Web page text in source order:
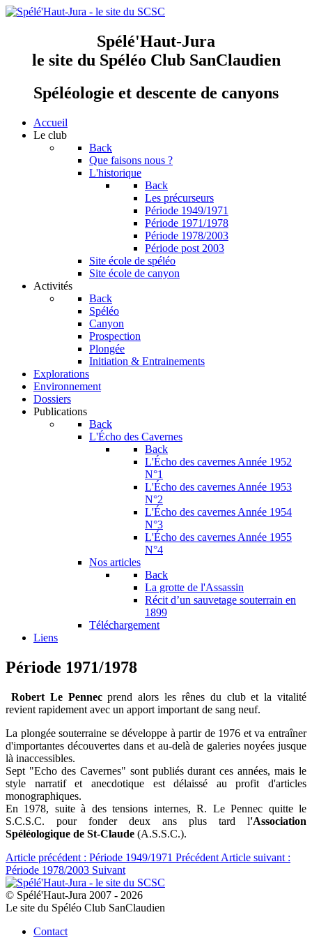
Spélé'Haut-Jura
le site du Spéléo Club SanClaudien
Spéléologie et descente de canyons
Accueil
Le club
Back
Que faisons nous ?
L'historique
Back
Les précurseurs
Période 1949/1971
Période 1971/1978
Période 1978/2003
Période post 2003
Site école de spéléo
Site école de canyon
Activités
Back
Spéléo
Canyon
Prospection
Plongée
Initiation & Entrainements
Explorations
Environnement
Dossiers
Publications
Back
L'Écho des Cavernes
Back
L'Écho des cavernes Année 1952
N°1
L'Écho des cavernes Année 1953
N°2
L'Écho des cavernes Année 1954
N°3
L'Écho des cavernes Année 1955
N°4
Nos articles
Back
La grotte de l'Assassin
Récit d’un sauvetage souterrain en
1899
Téléchargement
Liens
Période 1971/1978
Robert Le Pennecprend alors les rênes du club et la vitalité
revient rapidement avec un apport important de sang neuf.
La plongée souterraine se développe à partir de 1976 et va entraîner
d'importantes découvertes dans et au-delà de galeries noyées jusque
là inaccessibles.
Sept "Echo des Cavernes" sont publiés durant ces années, mais le
style narratif et anecdotique est délaissé au profit d'articles
monographiques.
En 1978, suite à des tensions internes, R. Le Pennec quitte le
S.C.S.C. pour fonder deux ans plus tard l'Association
Spéléologique de St-Claude (A.S.S.C.).
Article précédent : Période 1949/1971 Précédent Article suivant :
Période 1978/2003 Suivant
© Spélé'Haut-Jura 2007 - 2026
Le site du Spéléo Club SanClaudien
Contact